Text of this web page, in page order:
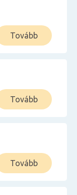
Tovább
Tovább
Tovább